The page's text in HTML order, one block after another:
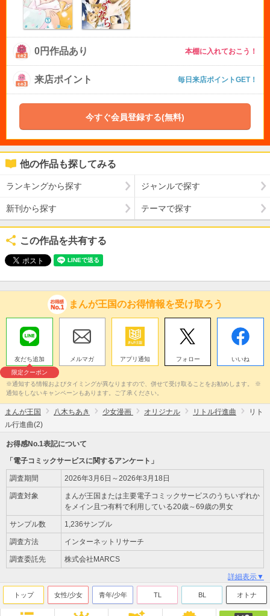
0円作品あり 本棚に入れておこう！
来店ポイント 毎日来店ポイントGET！
今すぐ会員登録する(無料)
他の作品も探してみる
ランキングから探す ジャンルで探す
新刊から探す テーマで探す
この作品を共有する
まんが王国のお得情報を受け取ろう
友だち追加
限定クーポン
メルマガ アプリ通知 フォロー いいね
※通知する情報およびタイミングが異なりますので、併せて受け取ることをお勧めします。 ※
通知をしないキャンペーンもあります。ご了承ください。
まんが王国 八木ちあき 少女漫画 オリジナル リトル行進曲
リト
ル行進曲(2)
お得感No.1表記について
「電子コミックサービスに関するアンケート」
調査期間 2026年3月6日～2026年3月18日
調査対象
まんが王国または主要電子コミックサービスのうちいずれか
をメイン且つ有料で利用している20歳～69歳の男女
サンプル数 1,236サンプル
調査方法 インターネットリサーチ
調査委託先 株式会社MARCS
詳細表示▼
トップ 女性/少女 青年/少年 TL BL オトナ